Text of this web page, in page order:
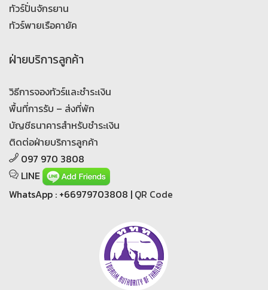
ทัวร์ปั่นจักรยาน
ทัวร์พายเรือคายัค
ฝ่ายบริการลูกค้า
วิธีการจองทัวร์และชำระเงิน
พื้นที่การรับ – ส่งที่พัก
บัญชีธนาคารสำหรับชำระเงิน
ติดต่อฝ่ายบริการลูกค้า
097 970 3808
LINE
WhatsApp : +66979703808 | QR Code